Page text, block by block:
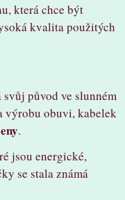
která chce být
kvalita použitých
původ ve slunném
výrobu obuvi, kabelek
.
jsou energické,
se stala známá